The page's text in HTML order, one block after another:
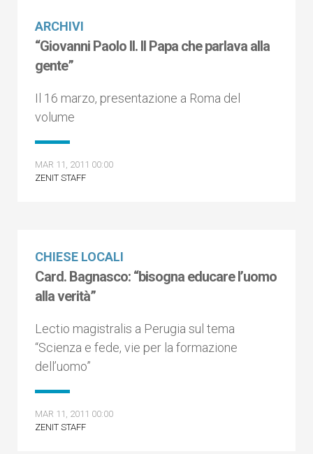
ARCHIVI
“Giovanni Paolo II. Il Papa che parlava alla
gente”
Il 16 marzo, presentazione a Roma del
volume
MAR 11, 2011 00:00
ZENIT STAFF
CHIESE LOCALI
Card. Bagnasco: “bisogna educare l’uomo
alla verità”
Lectio magistralis a Perugia sul tema
“Scienza e fede, vie per la formazione
dell’uomo”
MAR 11, 2011 00:00
ZENIT STAFF